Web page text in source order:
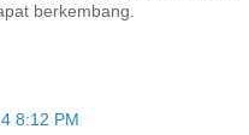
berkembang.
8:12 PM